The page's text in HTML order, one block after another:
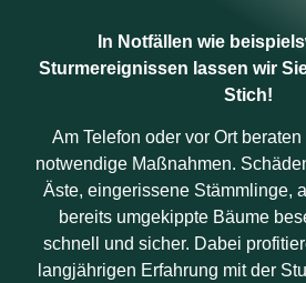
In Notfällen wie
Sturmereignissen lassen wir
Stich!
Am Telefon oder vor Ort
notwendige Maßnahmen.
Äste, eingerissene Stämmlinge,
bereits umgekippte Bäume
schnell und sicher. Dabei
langjährigen Erfahrung mit der